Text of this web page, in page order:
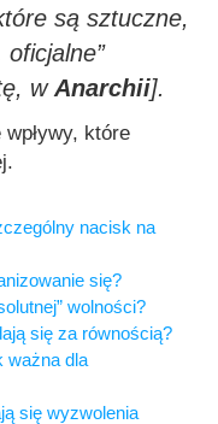
są sztuczne,
wAnarchii].
które
nacisk na
się?
wolności?
się za równością?
ważna dla
się wyzwolenia